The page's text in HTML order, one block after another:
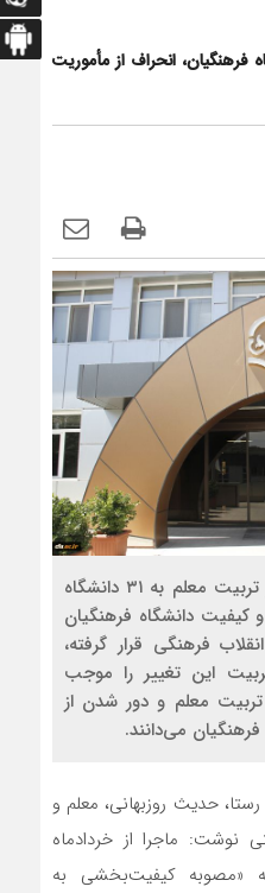
فرهنگیان، انحراف از مأموریت
در حالی‌که طرح تبدیل مراکز تربیت معلم به ۳۱ دانشگاه
کیفیت دانشگاه فرهنگیان
فرهنگی قرار گرفته،
این تغییر را موجب
معلم و دور شدن از
می‌دانند.
حدیث روزبهانی، معلم و
نوشت: ماجرا از خردادماه
که «مصوبه کیفیت‌بخشی به